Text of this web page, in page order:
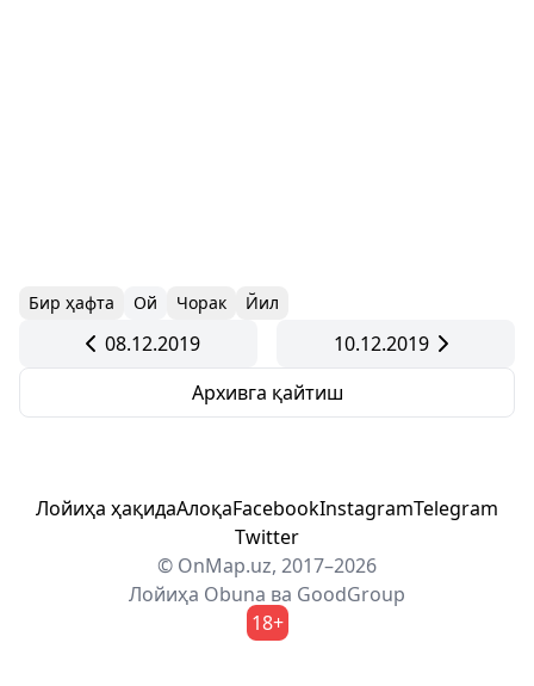
Бир ҳафта Ой Чорак Йил
08.12.2019
10.12.2019
Архивга қайтиш
Лойиҳа ҳақидаАлоқаFacebookInstagramTelegram
Twitter
© OnMap.uz, 2017–2026
Лойиҳа Obuna ва GoodGroup
18+